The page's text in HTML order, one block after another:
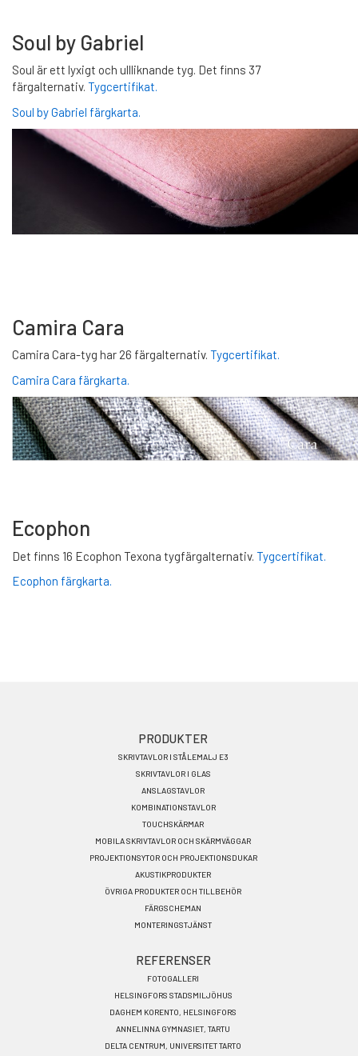
Soul by Gabriel
Soul är ett lyxigt och ullliknande tyg. Det finns 37
färgalternativ. Tygcertifikat.
Soul by Gabriel färgkarta.
Camira Cara
Camira Cara-tyg har 26 färgalternativ. Tygcertifikat.
Camira Cara färgkarta.
Ecophon
Det finns 16 Ecophon Texona tygfärgalternativ. Tygcertifikat.
Ecophon färgkarta.
PRODUKTER
SKRIVTAVLOR I STÅLEMALJ E3
SKRIVTAVLOR I GLAS
ANSLAGSTAVLOR
KOMBINATIONSTAVLOR
TOUCHSKÄRMAR
MOBILA SKRIVTAVLOR OCH SKÄRMVÄGGAR
PROJEKTIONSYTOR OCH PROJEKTIONSDUKAR
AKUSTIKPRODUKTER
ÖVRIGA PRODUKTER OCH TILLBEHÖR
FÄRGSCHEMAN
MONTERINGSTJÄNST
REFERENSER
FOTOGALLERI
HELSINGFORS STADSMILJÖHUS
DAGHEM KORENTO, HELSINGFORS
ANNELINNA GYMNASIET, TARTU
DELTA CENTRUM, UNIVERSITET TARTO